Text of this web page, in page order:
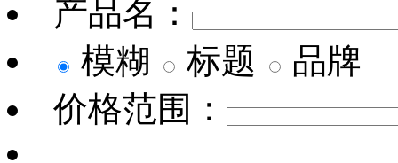
产品名：
模糊
标题
品牌
价格范围：